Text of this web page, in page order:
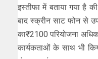
इस्तीफा में बताया गया है
बाद स्क्रीन साट फोन से
का₹2100 परियोजना
कार्यकताओं के साथ भी